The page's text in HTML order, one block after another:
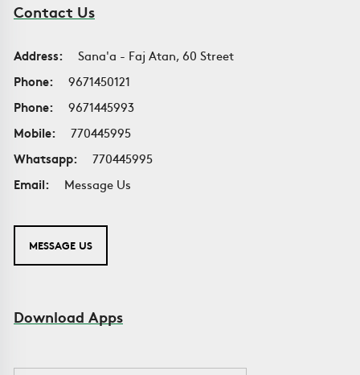
Contact Us
Address:
Sana'a - Faj Atan, 60 Street
Phone:
9671450121
Phone:
9671445993
Mobile:
770445995
Whatsapp:
770445995
Email:
Message Us
MESSAGE US
Download Apps